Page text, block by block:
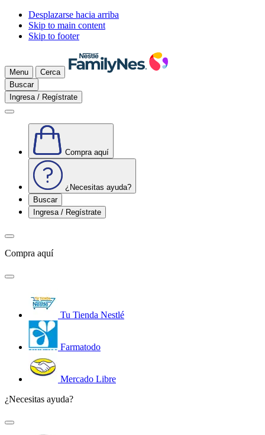
Desplazarse hacia arriba
Skip to main content
Skip to footer
Menu
Cerca
Buscar
Ingresa / Regístrate
Compra aquí
¿Necesitas ayuda?
Buscar
Ingresa / Regístrate
Compra aquí
Tu Tienda Nestlé
Farmatodo
Mercado Libre
¿Necesitas ayuda?